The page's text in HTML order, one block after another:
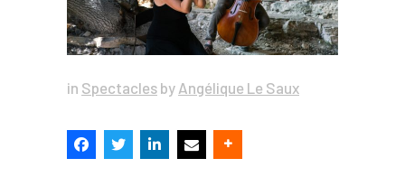
in Spectacles by Angélique Le Saux